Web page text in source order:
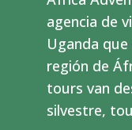
agencia de
Uganda
región de
tours van
silvestre,